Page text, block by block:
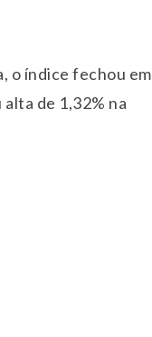
o índice fechou em
de 1,32% na